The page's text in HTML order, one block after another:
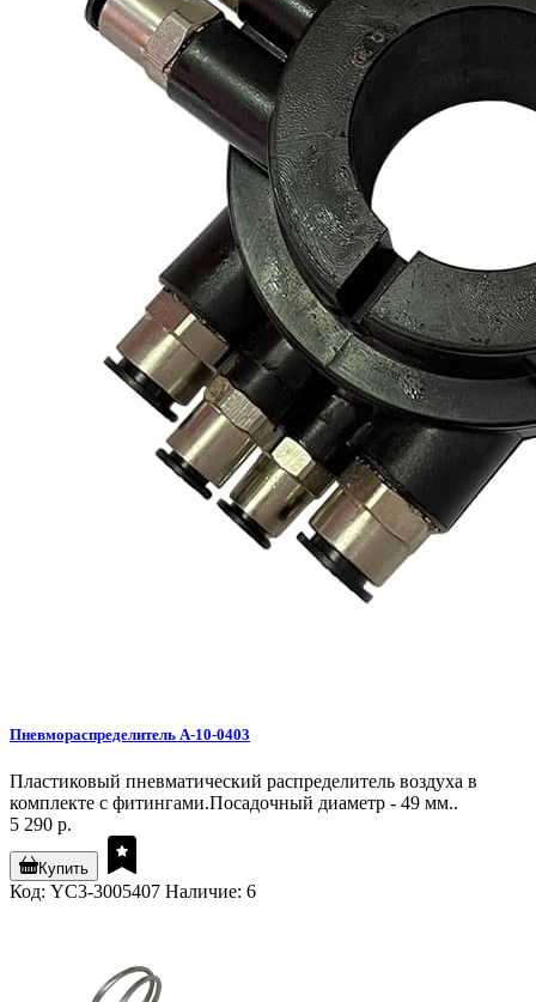
Пневмораспределитель A-10-0403
Пластиковый пневматический распределитель воздуха в
комплекте с фитингами.Посадочный диаметр - 49 мм..
5 290 р.
Купить
Код: YC3-3005407 Наличие: 6